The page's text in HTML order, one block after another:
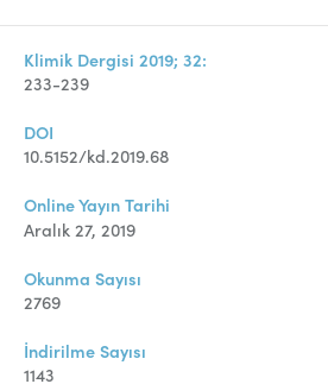
Klimik Dergisi 2019; 32:
233-239
DOI
10.5152/kd.2019.68
Online Yayın Tarihi
Aralık 27, 2019
Okunma Sayısı
2769
İndirilme Sayısı
1143